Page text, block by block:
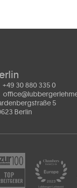
+49 30 880 335 0
5
Berlin